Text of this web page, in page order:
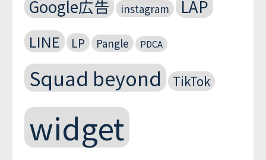
Google広告 instagram LAP
LINE LP Pangle PDCA
Squad beyond TikTok
widget